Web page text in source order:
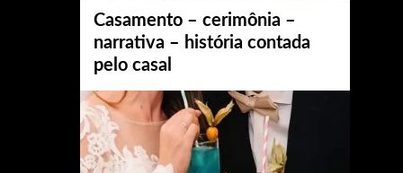
Casamento – cerimônia –
narrativa – história contada
pelo casal